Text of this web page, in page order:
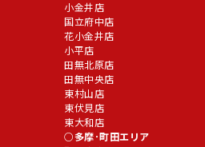
小金井店
国立府中店
花小金井店
小平店
田無北原店
田無中央店
東村山店
東伏見店
東大和店
多摩･町田エリア